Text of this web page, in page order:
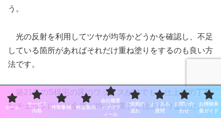
う。
光の反射を利用してツヤが均等かどうかを確認し、不足
している箇所があればそれだけ重ね塗りをするのも良い方
法です。
築21年のS様宅の床のワックスがけでも、仕上げの丁寧
なチェックにより全体が均一に美しく仕上がりました。
ホーム
サービス
内容
作業事例 料金案内
会社概要
／プロフ
ィール
ご依頼の
流れ
よくある
質問
お問い合
わせ
お掃除美
装ガイド